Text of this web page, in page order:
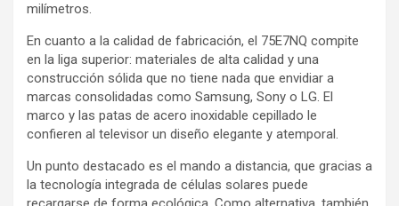
milímetros.
En cuanto a la calidad de fabricación, el 75E7NQ compite
en la liga superior: materiales de alta calidad y una
construcción sólida que no tiene nada que envidiar a
marcas consolidadas como Samsung, Sony o LG. El
marco y las patas de acero inoxidable cepillado le
confieren al televisor un diseño elegante y atemporal.
Un punto destacado es el mando a distancia, que gracias a
la tecnología integrada de células solares puede